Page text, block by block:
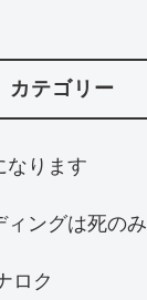
カテゴリー
ります
ングは死のみ
ロク